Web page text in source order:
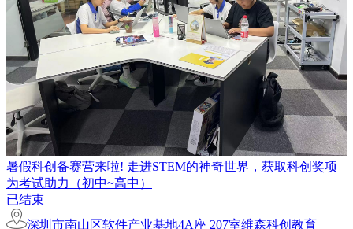
暑假科创备赛营来啦! 走进STEM的神奇世界，获取科创奖项
为考试助力（初中~高中）
已结束
深圳市南山区软件产业基地4A座 207室维森科创教育